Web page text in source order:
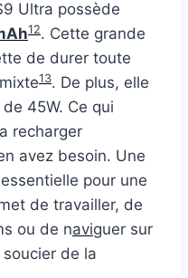
Ultra possède
12. Cette grande
de durer toute
13. De plus, elle
45W. Ce qui
recharger
avez besoin. Une
pour une
de travailler, de
ou de naviguer sur
de la